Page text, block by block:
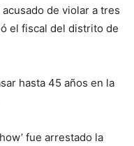
de violar a tres
el fiscal del distrito de
hasta 45 años en la
fue arrestado la